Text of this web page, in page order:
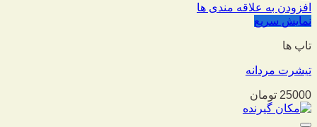
افزودن به علاقه مندی ها
نمایش سریع
تاپ ها
تیشرت مردانه
25000 تومان